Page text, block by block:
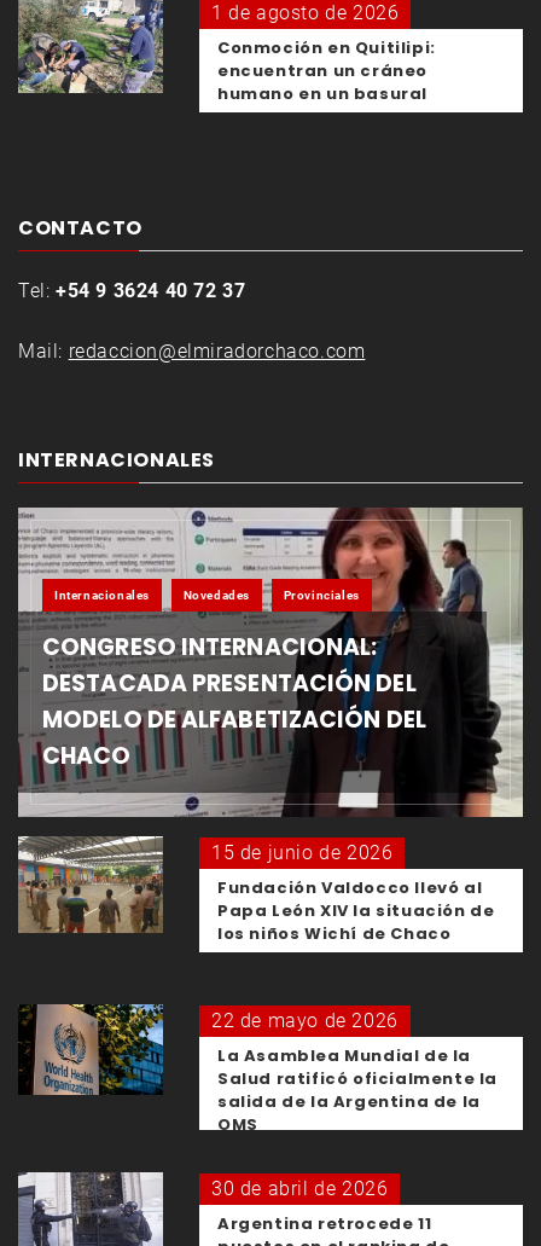
1 de agosto de 2026
Conmoción en Quitilipi:
encuentran un cráneo
humano en un basural
CONTACTO
Tel: +54 9 3624 40 72 37
Mail: redaccion@elmiradorchaco.com
INTERNACIONALES
Internacionales Novedades Provinciales
CONGRESO INTERNACIONAL:
DESTACADA PRESENTACIÓN DEL
MODELO DE ALFABETIZACIÓN DEL
CHACO
15 de junio de 2026
Fundación Valdocco llevó al
Papa León XIV la situación de
los niños Wichí de Chaco
22 de mayo de 2026
La Asamblea Mundial de la
Salud ratificó oficialmente la
salida de la Argentina de la
OMS
30 de abril de 2026
Argentina retrocede 11